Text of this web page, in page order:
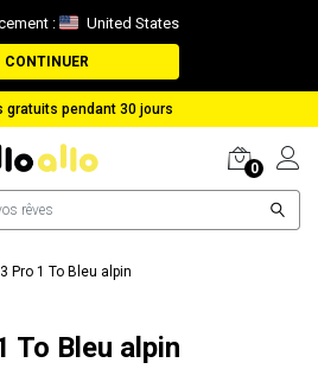
: United States
CONTINUER
en cas de perte de colis
0
Pro 1 To Bleu alpin
To Bleu alpin